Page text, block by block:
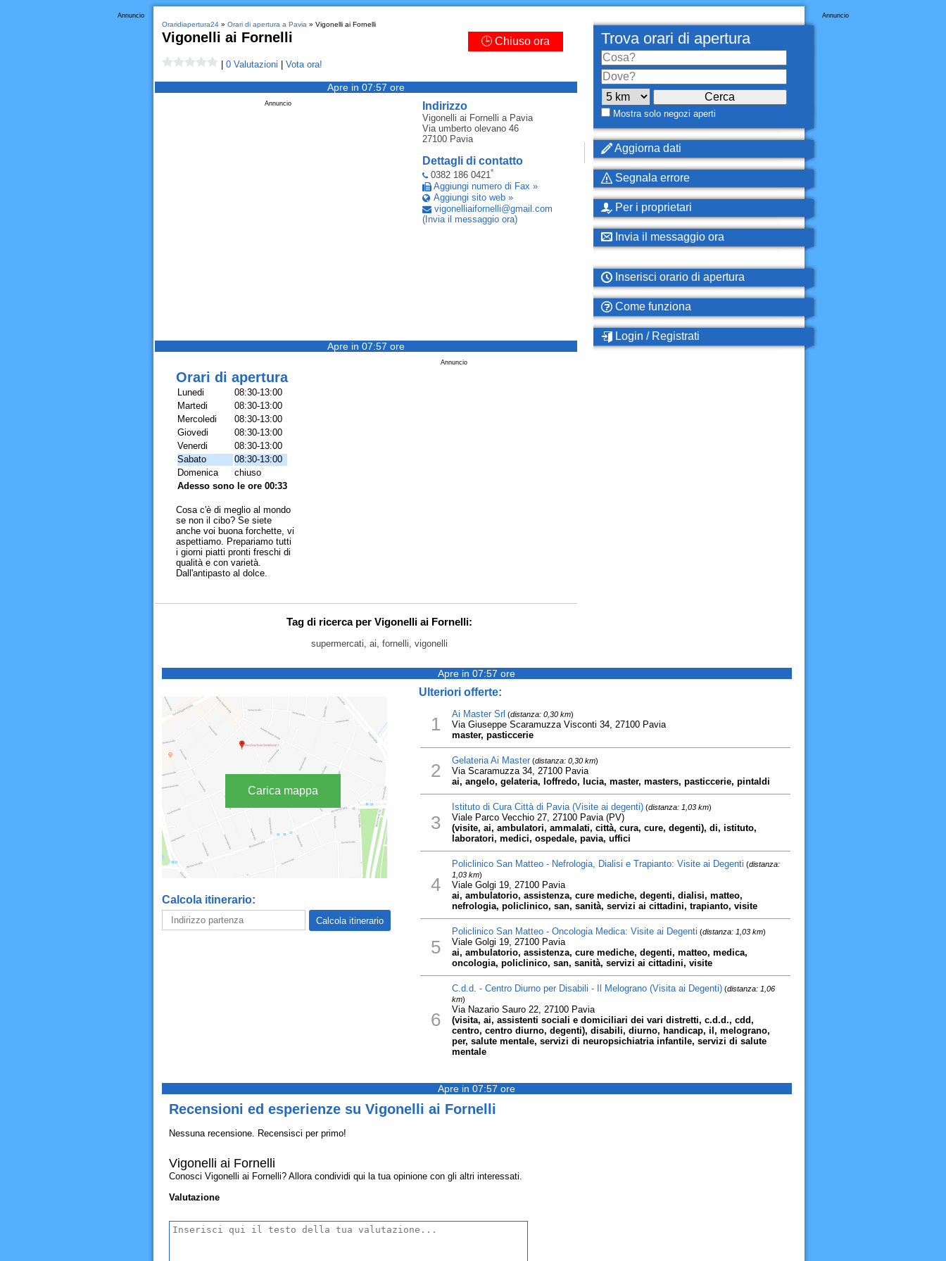
Annuncio
Oraridiapertura24» Orari di apertura a Pavia » Vigonelli ai Fornelli
Vigonelli ai Fornelli 🕒 Chiuso ora
0 Valutazioni Vota ora!
Apre in 07:57 ore
Indirizzo
Vigonelli ai Fornelli a Pavia
Via umberto olevano 46
27100 Pavia
Dettagli di contatto
0382 186 0421*
Aggiungi numero di Fax »
Aggiungi sito web »
vigonelliaifornelli@gmail .com
(Invia il messaggio ora)
Annuncio
Apre in 07:57 ore
Annuncio
Orari di apertura
Lunedi
08:30-13:00
Martedi
08:30-13:00
Mercoledi
08:30-13:00
Giovedi
08:30-13:00
Venerdi
08:30-13:00
Sabato
08:30-13:00
Domenica
chiuso
Adesso sono le ore 00:33
Cosa c'è di meglio al mondo
se non il cibo? Se siete
anche voi buona forchette, vi
aspettiamo. Prepariamo tutti
i giorni piatti pronti freschi di
qualità e con varietà.
Dall'antipasto al dolce.
Tag di ricerca per Vigonelli ai Fornelli:
supermercati, ai, fornelli, vigonelli
Annuncio
Trova orari di apertura
Mostra solo negozi aperti
Aggiorna dati
Segnala errore
Per i proprietari
Invia il messaggio ora
Inserisci orario di apertura
Come funziona
Login / Registrati
Apre in 07:57 ore
Carica mappa
Calcola itinerario:
Ulteriori offerte:
1 Ai Master Srl (distanza: 0,30 km)
Via Giuseppe Scaramuzza Visconti 34, 27100 Pavia
master, pasticcerie
2 Gelateria Ai Master(distanza: 0,30 km)
Via Scaramuzza 34, 27100 Pavia
ai, angelo, gelateria, loffredo, lucia, master, masters, pasticcerie, pintaldi
3
Istituto di Cura Città di Pavia (Visite ai degenti)(distanza: 1,03 km)
Viale Parco Vecchio 27, 27100 Pavia (PV)
(visite, ai, ambulatori, ammalati, città, cura, cure, degenti), di, istituto,
laboratori, medici, ospedale, pavia, uffici
4
Policlinico San Matteo - Nefrologia, Dialisi e Trapianto: Visite ai Degenti (distanza:
1,03 km)
Viale Golgi 19, 27100 Pavia
ai, ambulatorio, assistenza, cure mediche, degenti, dialisi, matteo,
nefrologia, policlinico, san, sanità, servizi ai cittadini, trapianto, visite
5
Policlinico San Matteo - Oncologia Medica: Visite ai Degenti (distanza: 1,03 km)
Viale Golgi 19, 27100 Pavia
ai, ambulatorio, assistenza, cure mediche, degenti, matteo, medica,
oncologia, policlinico, san, sanità, servizi ai cittadini, visite
6
C.d.d. - Centro Diurno per Disabili - Il Melograno (Visita ai Degenti)(distanza: 1,06
km)
Via Nazario Sauro 22, 27100 Pavia
(visita, ai, assistenti sociali e domiciliari dei vari distretti, c.d.d., cdd,
centro, centro diurno, degenti), disabili, diurno, handicap, il, melograno,
per, salute mentale, servizi di neuropsichiatria infantile, servizi di salute
mentale
Apre in 07:57 ore
Recensioni ed esperienze su Vigonelli ai Fornelli
Nessuna recensione. Recensisci per primo!
Vigonelli ai Fornelli
Conosci Vigonelli ai Fornelli? Allora condividi qui la tua opinione con gli altri interessati.
Valutazione